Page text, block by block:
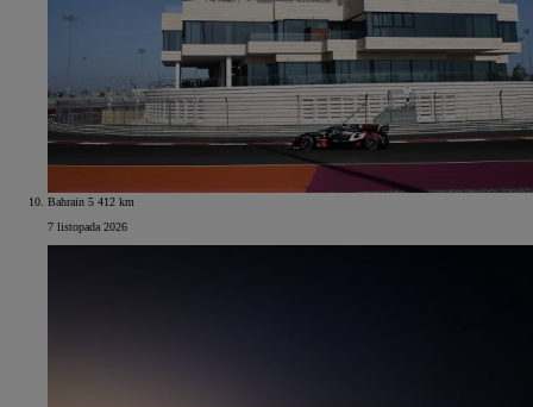
Bahrain 5 412 km
7 listopada 2026